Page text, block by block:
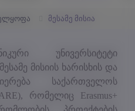
მესამე მისია
უნივერსიტეტი
მისიის ხარისხის და
საქართველოს
რომელიც Erasmus+